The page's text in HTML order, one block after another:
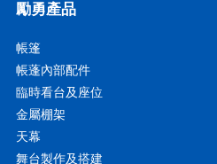
勵勇產品
帳篷
帳蓬內部配件
臨時看台及座位
金屬棚架
天幕
舞台製作及搭建